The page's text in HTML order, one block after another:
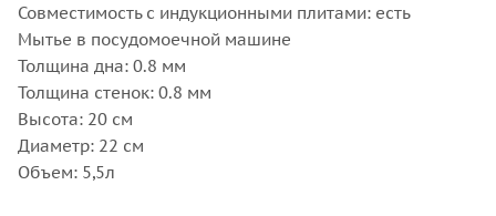
Совместимость с индукционными плитами: есть
Мытье в посудомоечной машине
Толщина дна: 0.8 мм
Толщина стенок: 0.8 мм
Высота: 20 см
Диаметр: 22 см
Объем: 5,5л